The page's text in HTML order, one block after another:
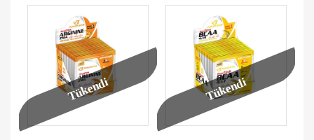
Tükendi Tükendi